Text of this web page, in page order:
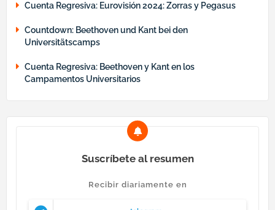
Cuenta Regresiva: Eurovisión 2024: Zorras y Pegasus
Countdown: Beethoven und Kant bei den
Universitätscamps
Cuenta Regresiva: Beethoven y Kant en los
Campamentos Universitarios
Suscríbete al resumen
Recibir diariamente en